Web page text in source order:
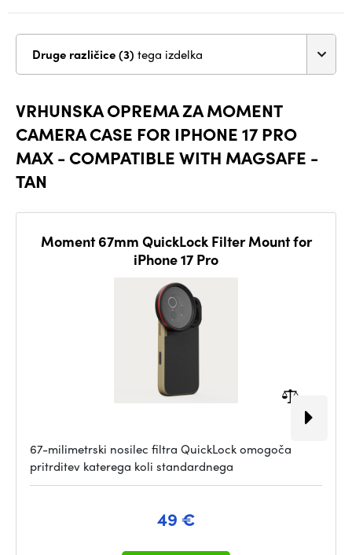
Druge različice (3) tega izdelka
VRHUNSKA OPREMA ZA MOMENT
CAMERA CASE FOR IPHONE 17 PRO
MAX - COMPATIBLE WITH MAGSAFE -
TAN
Moment 67mm QuickLock Filter Mount for
iPhone 17 Pro
67-milimetrski nosilec filtra QuickLock omogoča
pritrditev katerega koli standardnega
49 €